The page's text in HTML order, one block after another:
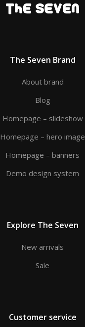
The Seven Brand
About brand
Blog
Homepage – slideshow
Homepage – hero image
Homepage – banners
Demo design system
Explore The Seven
New arrivals
Sale
Customer service